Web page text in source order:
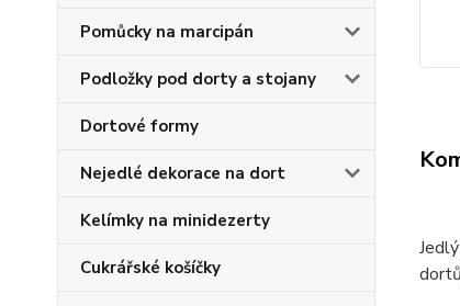
Pomůcky na marcipán
Podložky pod dorty a stojany
Dortové formy
Nejedlé dekorace na dort
Kelímky na minidezerty
Cukrářské košíčky